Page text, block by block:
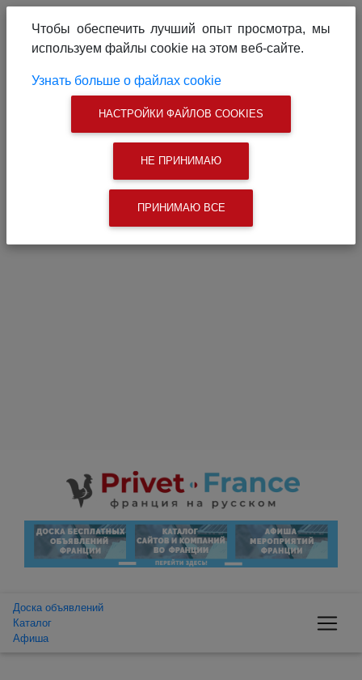
Связаться с нами
Поиск
Доска объявлений
Каталог
Афиша
Чтобы обеспечить лучший опыт просмотра, мы
используем файлы cookie на этом веб-сайте.
Узнать больше о файлах cookie